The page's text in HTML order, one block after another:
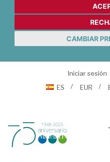
CAMBIAR
Iniciar sesión
ES
EUR